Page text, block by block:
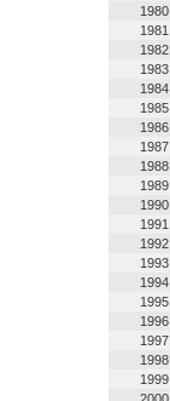
1980
1981
1982
1983
1984
1985
1986
1987
1988
1989
1990
1991
1992
1993
1994
1995
1996
1997
1998
1999